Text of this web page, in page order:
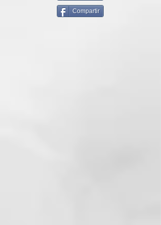
calidad, por lo que lo
recomendamos. De hecho se trata
Compartir